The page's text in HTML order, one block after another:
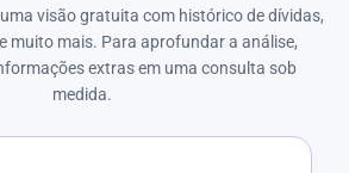
visão gratuita com histórico de dívidas,
muito mais. Para aprofundar a análise,
extras em uma consulta sob
medida.